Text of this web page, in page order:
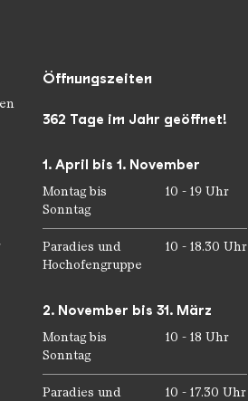
Öffnungszeiten
362 Tage im Jahr geöffnet!
1. April bis 1. November
Montag bis
Sonntag
10 - 19 Uhr
Paradies und
Hochofengruppe
10 - 18.30 Uhr
2. November bis 31. März
Montag bis
Sonntag
10 - 18 Uhr
Paradies und
10 - 17.30 Uhr